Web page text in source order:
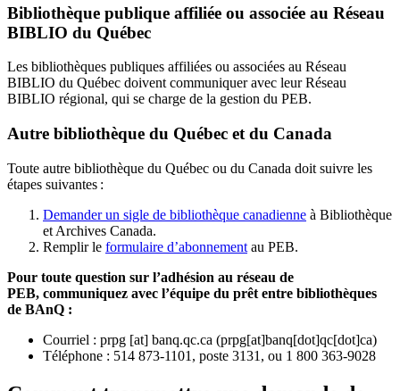
Bibliothèque publique affiliée ou associée au Réseau
BIBLIO du Québec
Les bibliothèques publiques affiliées ou associées au Réseau
BIBLIO du Québec doivent communiquer avec leur Réseau
BIBLIO régional, qui se charge de la gestion du PEB.
Autre bibliothèque du Québec et du Canada
Toute autre bibliothèque du Québec ou du Canada doit suivre les
étapes suivantes :
Demander un sigle de bibliothèque canadienne à Bibliothèque
et Archives Canada.
Remplir le formulaire d’abonnement au PEB.
Pour toute question sur l’adhésion au réseau de
PEB, communiquez avec l’équipe du prêt entre bibliothèques
de BAnQ :
Courriel : prpg [at] banq.qc.ca (prpg[at]banq[dot]qc[dot]ca)
Téléphone : 514 873-1101, poste 3131, ou 1 800 363-9028